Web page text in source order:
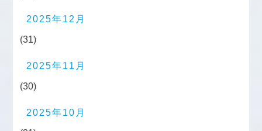
2025年12月
(31)
2025年11月
(30)
2025年10月